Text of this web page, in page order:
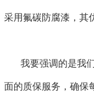
采用氟碳防腐漆，其
我要强调的是我
面的质保服务，确保